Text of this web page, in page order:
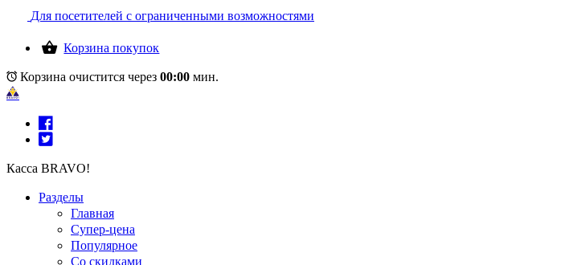
Для посетителей с ограниченными возможностями
Корзина покупок
Корзина очистится через 00:00 мин.
Касса BRAVO!
Разделы
Главная
Супер-цена
Популярное
Со скидками